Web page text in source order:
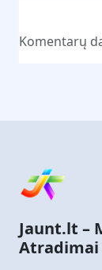
Komentarų
Jaunt.lt –
Atradimai